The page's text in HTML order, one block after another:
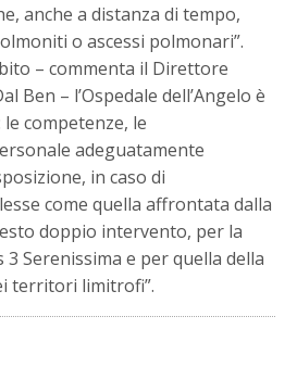
anche a distanza di tempo,
o ascessi polmonari”.
– commenta il Direttore
Ben – l’Ospedale dell’Angelo è
competenze, le
adeguatamente
in caso di
come quella affrontata dalla
doppio intervento, per la
3 Serenissima e per quella della
territori limitrofi”.